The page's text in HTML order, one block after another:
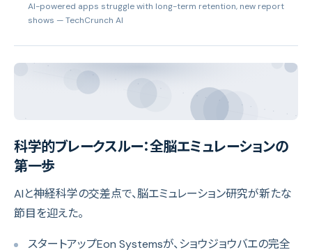
AI-powered apps struggle with long-term retention, new report
shows — TechCrunch AI
科学的ブレークスルー：全脳エミュレーションの
第一歩
AIと神経科学の交差点で、脳エミュレーション研究が新たな
節目を迎えた。
スタートアップEon Systemsが、ショウジョウバエの完全